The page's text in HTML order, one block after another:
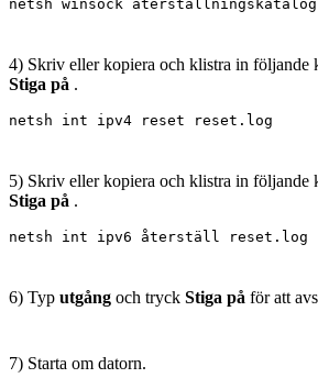
netsh winsock återställningskatalog
4) Skriv eller kopiera och klistra in följande
Stiga på .
netsh int ipv4 reset reset.log
5) Skriv eller kopiera och klistra in följande
Stiga på .
netsh int ipv6 återställ reset.log
6) Typ utgång och tryck Stiga på för att
7) Starta om datorn.